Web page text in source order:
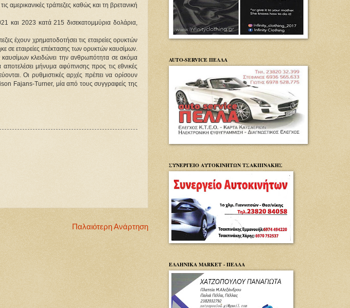
αμερικανικές τράπεζες καθώς και τη βρετανική
και 2023 κατά 215 δισεκατομμύρια δολάρια,
έχουν χρηματοδοτήσει τις εταιρείες ορυκτών
σε εταιρείες επέκτασης των ορυκτών καυσίμων.
κλειδώνει την ανθρωπότητα σε ακόμα
μήνυμα αφύπνισης προς τις εθνικές
Οι ρυθμιστικές αρχές πρέπει να ορίσουν
Fajans-Turner, μία από τους συγγραφείς της
Παλαιότερη Ανάρτηση
AUTO-SERVICE ΠΕΛΛΑ
ΣΥΝΕΡΓΕΙΟ ΑΥΤΟΚΙΝΗΤΩΝ ΤΣΑΚΠΙΝΑΚΗΣ
ΕΛΛΗΝΙΚΑ MARKET - ΠΕΛΛΑ